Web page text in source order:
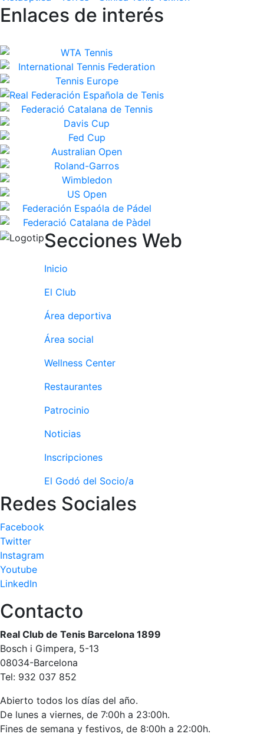
Enlaces de interés
Secciones Web
Inicio
El Club
Área deportiva
Área social
Wellness Center
Restaurantes
Patrocinio
Noticias
Inscripciones
El Godó del Socio/a
Redes Sociales
Facebook
Twitter
Instagram
Youtube
LinkedIn
Contacto
Real Club de Tenis Barcelona 1899
Bosch i Gimpera, 5-13
08034-Barcelona
Tel: 932 037 852
Abierto todos los días del año.
De lunes a viernes, de 7:00h a 23:00h.
Fines de semana y festivos, de 8:00h a 22:00h.